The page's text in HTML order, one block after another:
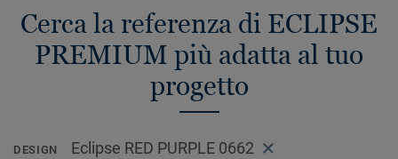
Cerca la referenza di ECLIPSE
PREMIUM più adatta al tuo
progetto
DESIGN Eclipse RED PURPLE 0662